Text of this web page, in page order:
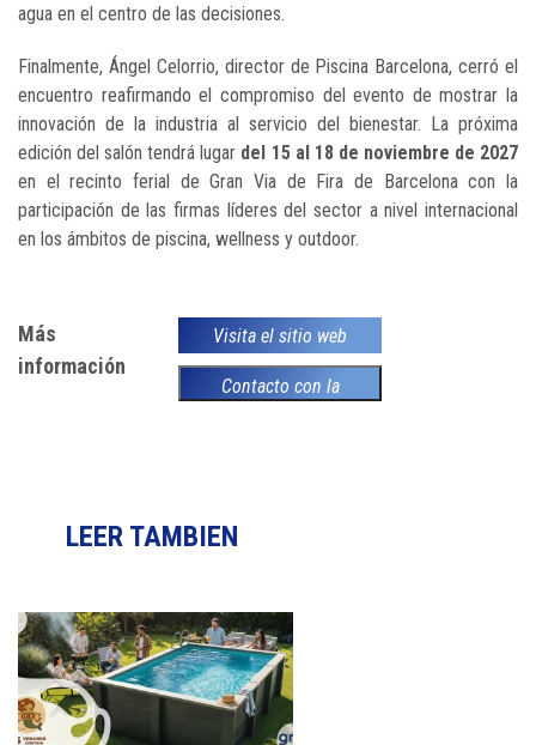
agua en el centro de las decisiones.
Finalmente, Ángel Celorrio, director de Piscina Barcelona, cerró el
encuentro reafirmando el compromiso del evento de mostrar la
innovación de la industria al servicio del bienestar. La próxima
edición del salón tendrá lugar del 15 al 18 de noviembre de 2027
en el recinto ferial de Gran Via de Fira de Barcelona con la
participación de las firmas líderes del sector a nivel internacional
en los ámbitos de piscina, wellness y outdoor.
Más
información
Visita el sitio web
Contacto con la
LEER TAMBIEN